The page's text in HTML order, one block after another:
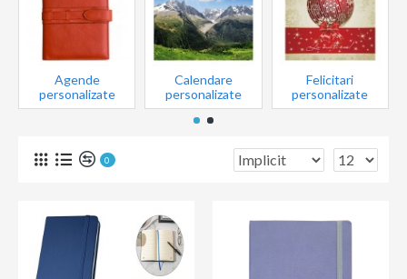
Agende
personalizate
Calendare
personalizate
Felicitari
personalizate
0